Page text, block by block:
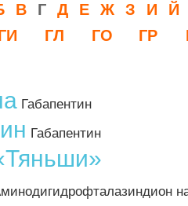
В Г Д Е Ж З И Й
ГЛ ГО ГР
Габапентин
Габапентин